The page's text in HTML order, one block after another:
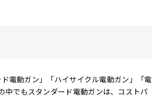
電動ガン」「ハイサイクル電動ガン」「電
中でもスタンダード電動ガンは、コストパ